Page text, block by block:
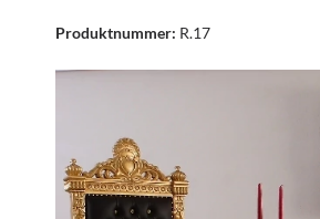
Produktnummer: R.17